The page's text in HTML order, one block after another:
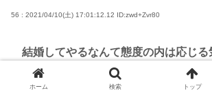
56 : 2021/04/10(土) 17:01:12.12 ID:zwd+Zvr80
結婚してやるなんて態度の内は応じる
そもそも性格の一致が最重要だから
ホーム 検索 トップ